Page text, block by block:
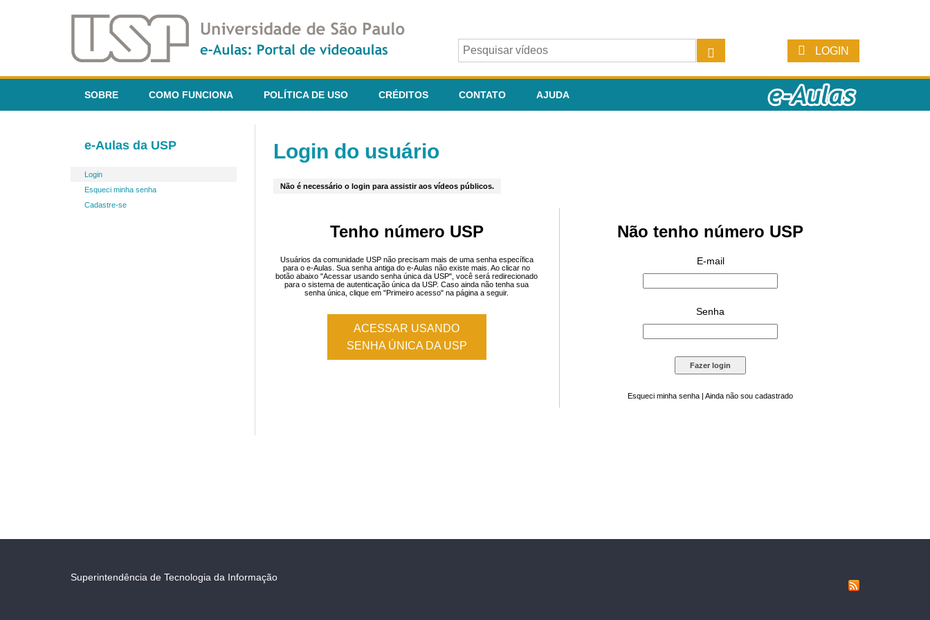
LOGIN
SOBRE COMO FUNCIONA POLÍTICA DE USO CRÉDITOS CONTATO AJUDA
e-Aulas da USP
Login
Esqueci minha senha
Cadastre-se
Login do usuário
Não é necessário o login para assistir aos vídeos públicos.
Tenho número USP
Usuários da comunidade USP não precisam mais de uma senha específica
para o e-Aulas. Sua senha antiga do e-Aulas não existe mais. Ao clicar no
botão abaixo "Acessar usando senha única da USP", você será redirecionado
para o sistema de autenticação única da USP. Caso ainda não tenha sua
senha única, clique em "Primeiro acesso" na página a seguir.
ACESSAR USANDO
SENHA ÚNICA DA USP
Não tenho número USP
E-mail
Senha
Esqueci minha senha | Ainda não sou cadastrado
Superintendência de Tecnologia da Informação